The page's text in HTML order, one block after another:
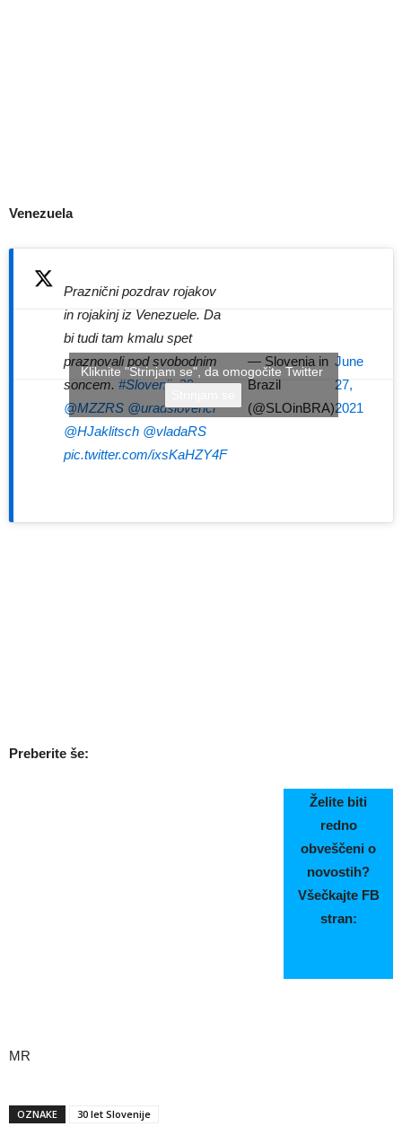
Venezuela
Praznični pozdrav rojakov
in rojakinj iz Venezuele. Da
bi tudi tam kmalu spet
praznovali pod svobodnim
soncem. #Slovenija30
@MZZRS @uradslovenci
@HJaklitsch @vladaRS
pic.twitter.com/ixsKaHZY4F
— Slovenia in
Brazil
(@SLOinBRA)
June
27,
2021
Kliknite "Strinjam se", da omogočite Twitter
Preberite še:
Želite biti
redno
obveščeni o
novostih?
Všečkajte FB
stran:
MR
OZNAKE 30 let Slovenije